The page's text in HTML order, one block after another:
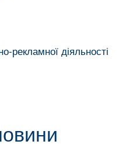
рекламної діяльності